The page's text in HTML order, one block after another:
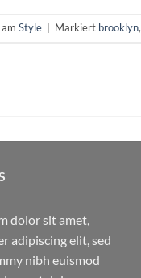
Style Markiert brooklyn,
dolor sit amet,
adipiscing elit, sed
nibh euismod